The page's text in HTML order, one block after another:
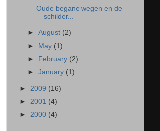
Oude begane wegen en de
schilder...
►August (2)
► May (1)
► February (2)
►January (1)
► 2009 (16)
► 2001 (4)
► 2000 (4)